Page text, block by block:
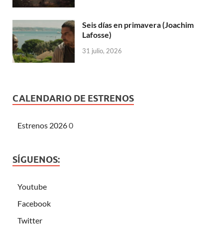
Seis días en primavera (Joachim
Lafosse)
31 julio, 2026
CALENDARIO DE ESTRENOS
Estrenos 20260
SÍGUENOS:
Youtube
Facebook
Twitter